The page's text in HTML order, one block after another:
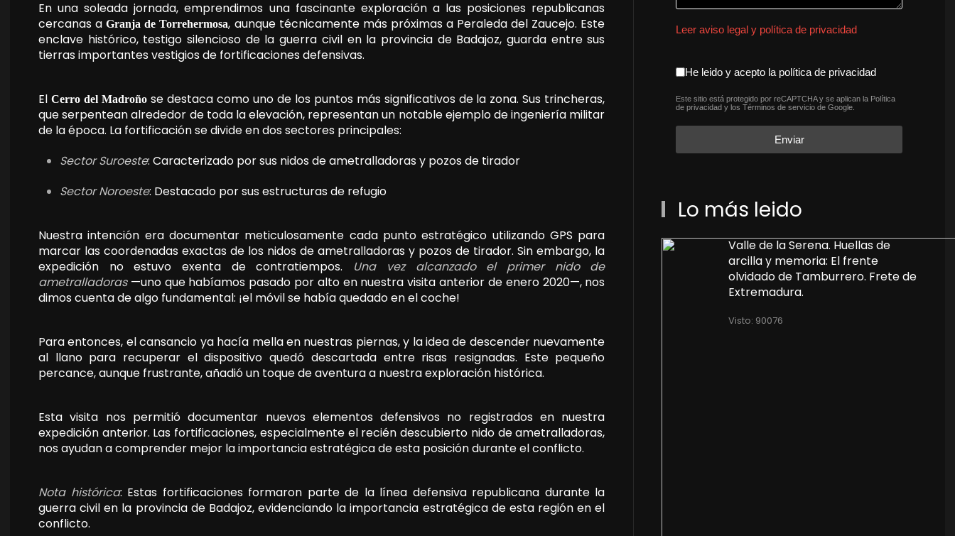
En una soleada jornada, emprendimos una fascinante exploración a las posiciones republicanas
cercanas aGranja de Torrehermosa, aunque técnicamente más próximas a Peraleda del Zaucejo. Este
enclave histórico, testigo silencioso de la guerra civil en la provincia de Badajoz, guarda entre sus
tierras importantes vestigios de fortificaciones defensivas.
El Cerro del Madroñose destaca como uno de los puntos más significativos de la zona. Sus trincheras,
que serpentean alrededor de toda la elevación, representan un notable ejemplo de ingeniería militar
de la época. La fortificación se divide en dos sectores principales:
Sector Suroeste: Caracterizado por sus nidos de ametralladoras y pozos de tirador
Sector Noroeste: Destacado por sus estructuras de refugio
Nuestra intención era documentar meticulosamente cada punto estratégico utilizando GPS para
marcar las coordenadas exactas de los nidos de ametralladoras y pozos de tirador. Sin embargo, la
expedición no estuvo exenta de contratiempos. Una vez alcanzado el primer nido de
ametralladoras—uno que habíamos pasado por alto en nuestra visita anterior de enero 2020—, nos
dimos cuenta de algo fundamental: ¡el móvil se había quedado en el coche!
Para entonces, el cansancio ya hacía mella en nuestras piernas, y la idea de descender nuevamente
al llano para recuperar el dispositivo quedó descartada entre risas resignadas. Este pequeño
percance, aunque frustrante, añadió un toque de aventura a nuestra exploración histórica.
Esta visita nos permitió documentar nuevos elementos defensivos no registrados en nuestra
expedición anterior. Las fortificaciones, especialmente el recién descubierto nido de ametralladoras,
nos ayudan a comprender mejor la importancia estratégica de esta posición durante el conflicto.
Nota histórica: Estas fortificaciones formaron parte de la línea defensiva republicana durante la
guerra civil en la provincia de Badajoz, evidenciando la importancia estratégica de esta región en el
conflicto.
Leer aviso legal y política de privacidad
aceptacion política de
He leido y acepto la política de privacidad
reCAPTCHA*
Este sitio está protegido por reCAPTCHA y se aplican la Política
de privacidad y losTérminos de servicio de Google.
Enviar
Lo más leido
Valle de la Serena. Huellas de
arcilla y memoria: El frente
olvidado de Tamburrero. Frete de
Extremadura.
Visto: 90076